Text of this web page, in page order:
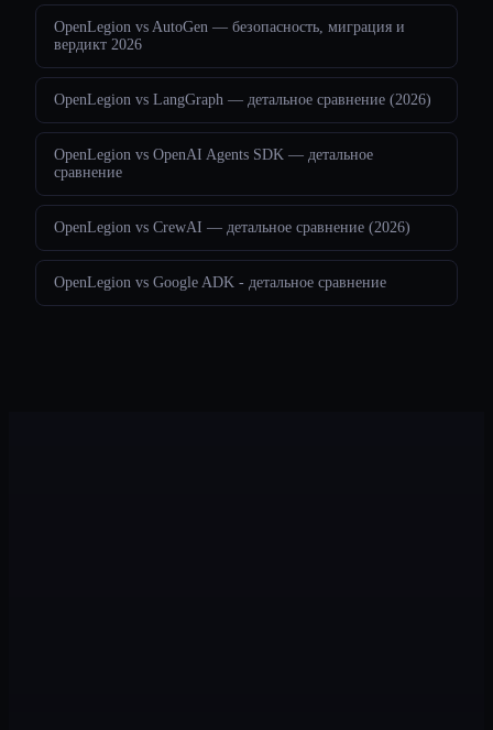
OpenLegion vs AutoGen — безопасность, миграция и
вердикт 2026
OpenLegion vs LangGraph — детальное сравнение (2026)
OpenLegion vs OpenAI Agents SDK — детальное
сравнение
OpenLegion vs CrewAI — детальное сравнение (2026)
OpenLegion vs Google ADK - детальное сравнение